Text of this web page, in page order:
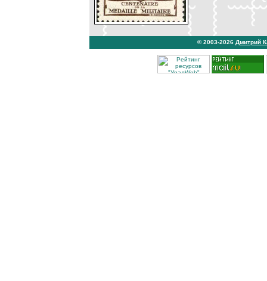
© 2003-2026 Дмитрий